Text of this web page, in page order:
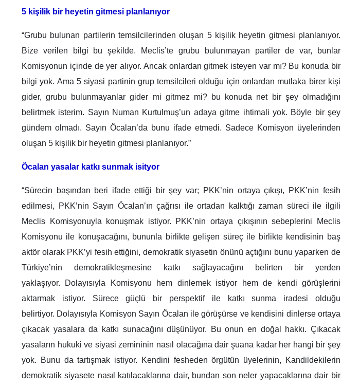
5 kişilik bir heyetin gitmesi planlanıyor
“Grubu bulunan partilerin temsilcilerinden oluşan 5 kişilik heyetin gitmesi planlanıyor.
Bize verilen bilgi bu şekilde. Meclis’te grubu bulunmayan partiler de var, bunlar
Komisyonun içinde de yer alıyor. Ancak onlardan gitmek isteyen var mı? Bu konuda bir
bilgi yok. Ama 5 siyasi partinin grup temsilcileri olduğu için onlardan mutlaka birer kişi
gider, grubu bulunmayanlar gider mi gitmez mi? bu konuda net bir şey olmadığını
belirtmek isterim. Sayın Numan Kurtulmuş’un adaya gitme ihtimali yok. Böyle bir şey
gündem olmadı. Sayın Öcalan’da bunu ifade etmedi. Sadece Komisyon üyelerinden
oluşan 5 kişilik bir heyetin gitmesi planlanıyor.”
Öcalan yasalar katkı sunmak isityor
“Sürecin başından beri ifade ettiği bir şey var; PKK’nin ortaya çıkışı, PKK’nin fesih
edilmesi, PKK’nin Sayın Öcalan’ın çağrısı ile ortadan kalktığı zaman süreci ile ilgili
Meclis Komisyonuyla konuşmak istiyor. PKK’nin ortaya çıkışının sebeplerini Meclis
Komisyonu ile konuşacağını, bununla birlikte gelişen süreç ile birlikte kendisinin baş
aktör olarak PKK’yi fesih ettiğini, demokratik siyasetin önünü açtığını bunu yaparken de
Türkiye’nin demokratikleşmesine katkı sağlayacağını belirten bir yerden
yaklaşıyor. Dolayısıyla Komisyonu hem dinlemek istiyor hem de kendi görüşlerini
aktarmak istiyor. Sürece güçlü bir perspektif ile katkı sunma iradesi olduğu
belirtiyor. Dolayısıyla Komisyon Sayın Öcalan ile görüşürse ve kendisini dinlerse ortaya
çıkacak yasalara da katkı sunacağını düşünüyor. Bu onun en doğal hakkı. Çıkacak
yasaların hukuki ve siyasi zemininin nasıl olacağına dair şuana kadar her hangi bir şey
yok. Bunu da tartışmak istiyor. Kendini fesheden örgütün üyelerinin, Kandildekilerin
demokratik siyasete nasıl katılacaklarına dair, bundan son neler yapacaklarına dair bir